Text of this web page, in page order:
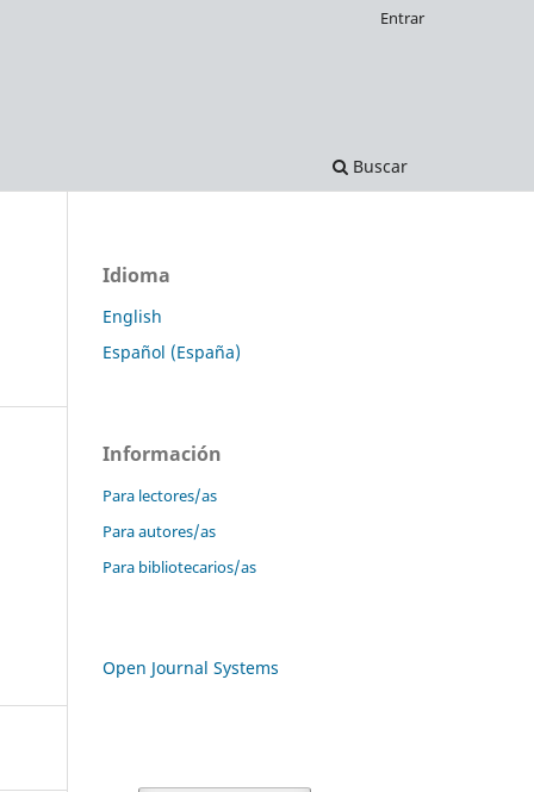
Buscar
Entrar
Idioma
English
Español (España)
Información
Para lectores/as
Para autores/as
Para bibliotecarios/as
Open Journal Systems